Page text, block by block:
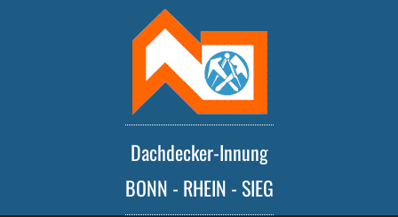
Dachdecker-Innung
BONN - RHEIN - SIEG